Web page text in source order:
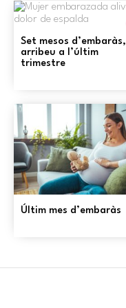
Set mesos d’embaràs,
arribeu a l’últim
trimestre
Últim mes d’embaràs